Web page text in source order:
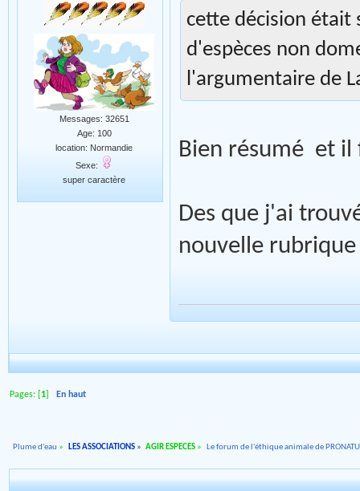
Messages: 32651
Age: 100
location: Normandie
Sexe:
super caractère
cette décision était
d'espèces non
l'argumentaire de
Bien résumé et
Des que j'ai
nouvelle rubrique
Pages: [ 1 En haut
Plume d'eau » LES ASSOCIATIONS» AGIR ESPECES » Le forum de l'éthique animale de